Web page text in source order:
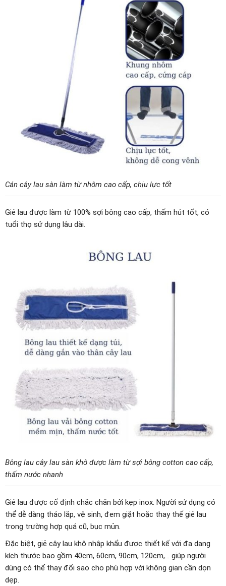
Cán cây lau sàn làm từ nhôm cao cấp, chịu lực tốt
Giẻ lau được làm từ 100% sợi bông cao cấp, thấm hút tốt, có
tuổi thọ sử dụng lâu dài.
Bông lau cây lau sàn khô được làm từ sợi bông cotton cao cấp,
thấm nước nhanh
Giẻ lau được cố định chắc chắn bởi kẹp inox. Người sử dụng có
thể dễ dàng tháo lắp, vệ sinh, đem giặt hoặc thay thế giẻ lau
trong trường hợp quá cũ, bục mủn.
Đặc biệt, giẻ cây lau khô nhập khẩu được thiết kế với đa dạng
kích thước bao gồm 40cm, 60cm, 90cm, 120cm,… giúp người
dùng có thể thay đổi sao cho phù hợp với không gian cần dọn
dẹp.